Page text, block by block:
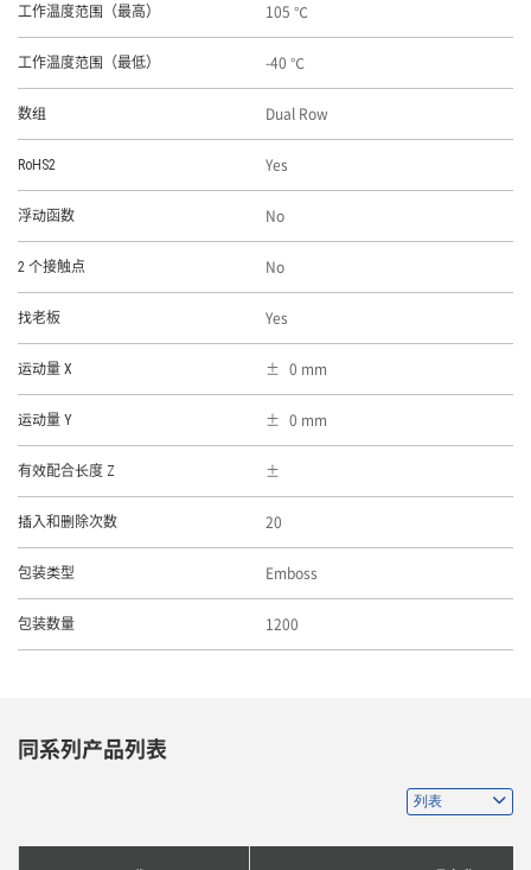
工作温度范围（最高） 105 ℃
工作温度范围（最低） -40 ℃
数组 Dual Row
RoHS2 Yes
浮动函数 No
2 个接触点 No
找老板 Yes
运动量 X 0 mm
运动量 Y 0 mm
有效配合长度 Z
插入和删除次数 20
包装类型 Emboss
包装数量 1200
同系列产品列表